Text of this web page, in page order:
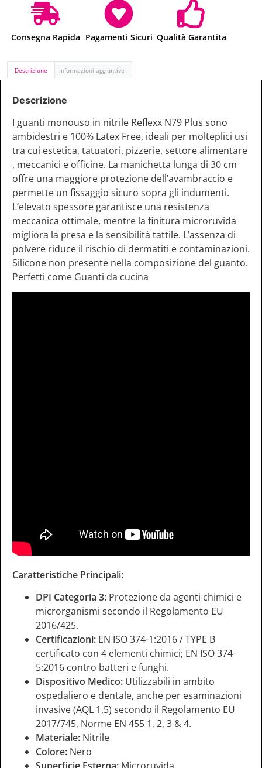
Consegna Rapida Pagamenti Sicuri Qualità Garantita
Descrizione Informazioni aggiuntive
Descrizione
I guanti monouso in nitrile Reflexx N79 Plus sono
ambidestri e 100% Latex Free, ideali per molteplici usi
tra cui estetica, tatuatori, pizzerie, settore alimentare
, meccanici e officine. La manichetta lunga di 30 cm
offre una maggiore protezione dell’avambraccio e
permette un fissaggio sicuro sopra gli indumenti.
L’elevato spessore garantisce una resistenza
meccanica ottimale, mentre la finitura microruvida
migliora la presa e la sensibilità tattile. L’assenza di
polvere riduce il rischio di dermatiti e contaminazioni.
Silicone non presente nella composizione del guanto.
Perfetti come Guanti da cucina
Caratteristiche Principali:
DPI Categoria 3: Protezione da agenti chimici e
microrganismi secondo il Regolamento EU
2016/425.
Certificazioni: EN ISO 374-1:2016 / TYPE B
certificato con 4 elementi chimici; EN ISO 374-
5:2016 contro batteri e funghi.
Dispositivo Medico: Utilizzabili in ambito
ospedaliero e dentale, anche per esaminazioni
invasive (AQL 1,5) secondo il Regolamento EU
2017/745, Norme EN 455 1, 2, 3 & 4.
Materiale: Nitrile
Colore: Nero